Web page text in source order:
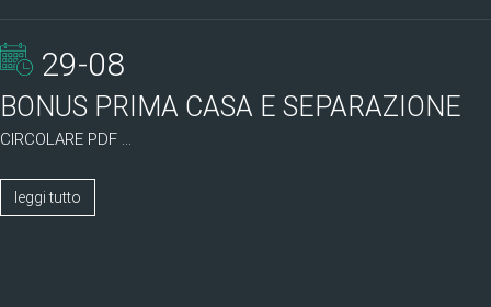
29-08
BONUS PRIMA CASA E SEPARAZIONE
CIRCOLARE PDF ...
leggi tutto